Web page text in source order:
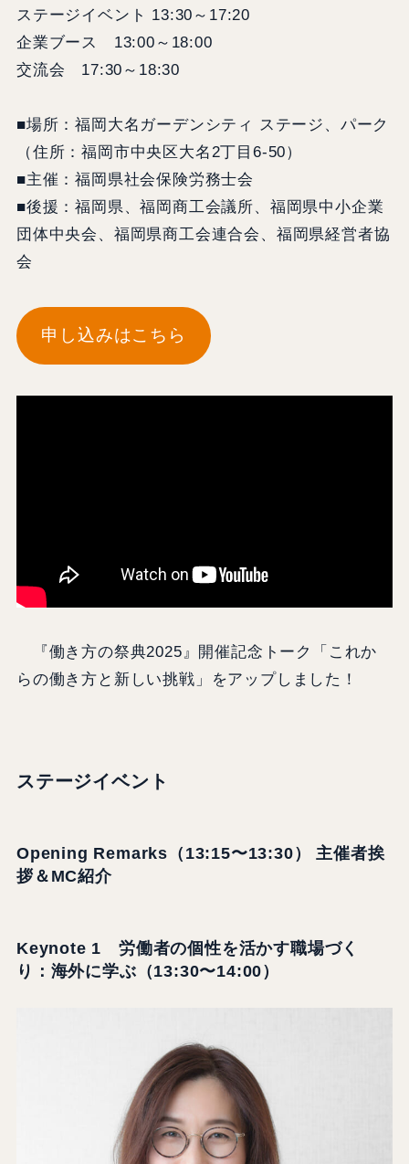
ステージイベント 13:30～17:20
企業ブース 13:00～18:00
交流会 17:30～18:30
■場所：福岡大名ガーデンシティ ステージ、パーク
（住所：福岡市中央区大名2丁目6-50）
■主催：福岡県社会保険労務士会
■後援：福岡県、福岡商工会議所、福岡県中小企業
団体中央会、福岡県商工会連合会、福岡県経営者協
会
申し込みはこちら
『働き方の祭典2025』開催記念トーク「これか
らの働き方と新しい挑戦」をアップしました！
ステージイベント
Opening Remarks（13:15〜13:30） 主催者挨
拶＆MC紹介
Keynote 1 労働者の個性を活かす職場づく
り：海外に学ぶ（13:30〜14:00）